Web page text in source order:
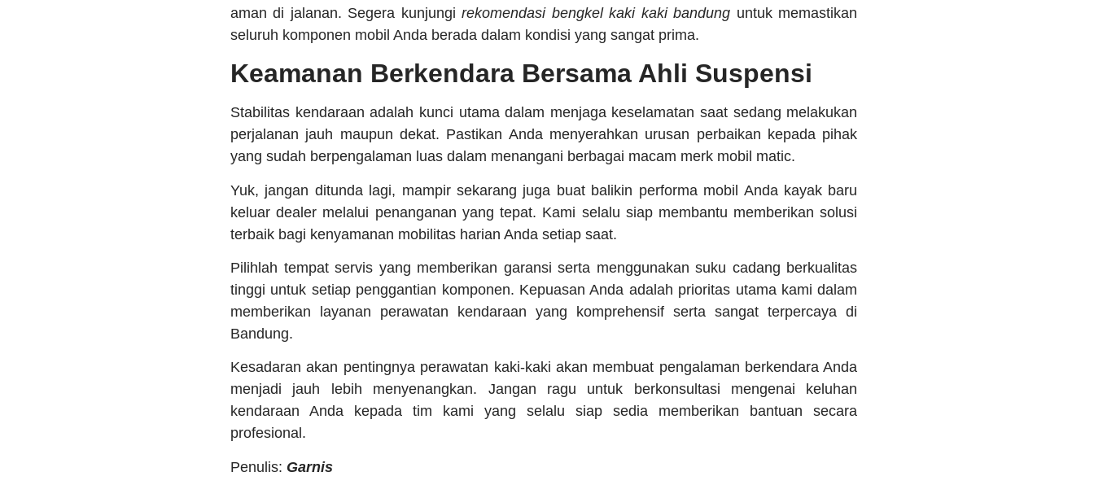
aman di jalanan. Segera kunjungirekomendasi bengkel kaki kaki bandung untuk memastikan
seluruh komponen mobil Anda berada dalam kondisi yang sangat prima.
Keamanan Berkendara Bersama Ahli Suspensi
Stabilitas kendaraan adalah kunci utama dalam menjaga keselamatan saat sedang melakukan
perjalanan jauh maupun dekat. Pastikan Anda menyerahkan urusan perbaikan kepada pihak
yang sudah berpengalaman luas dalam menangani berbagai macam merk mobil matic.
Yuk, jangan ditunda lagi, mampir sekarang juga buat balikin performa mobil Anda kayak baru
keluar dealer melalui penanganan yang tepat. Kami selalu siap membantu memberikan solusi
terbaik bagi kenyamanan mobilitas harian Anda setiap saat.
Pilihlah tempat servis yang memberikan garansi serta menggunakan suku cadang berkualitas
tinggi untuk setiap penggantian komponen. Kepuasan Anda adalah prioritas utama kami dalam
memberikan layanan perawatan kendaraan yang komprehensif serta sangat terpercaya di
Bandung.
Kesadaran akan pentingnya perawatan kaki-kaki akan membuat pengalaman berkendara Anda
menjadi jauh lebih menyenangkan. Jangan ragu untuk berkonsultasi mengenai keluhan
kendaraan Anda kepada tim kami yang selalu siap sedia memberikan bantuan secara
profesional.
Penulis: Garnis